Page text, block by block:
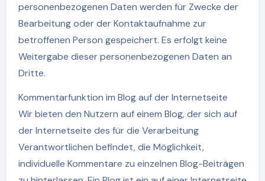
personenbezogenen Daten werden für Zwecke der
Bearbeitung oder der Kontaktaufnahme zur
betroffenen Person gespeichert. Es erfolgt keine
Weitergabe dieser personenbezogenen Daten an
Dritte.
Kommentarfunktion im Blog auf der Internetseite
Wir bieten den Nutzern auf einem Blog, der sich auf
der Internetseite des für die Verarbeitung
Verantwortlichen befindet, die Möglichkeit,
individuelle Kommentare zu einzelnen Blog-Beiträgen